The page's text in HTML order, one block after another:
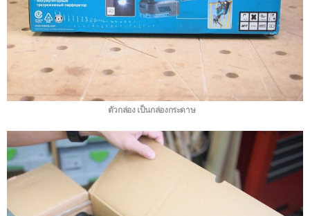
ตัวกล่อง เป็นกล่องกระดาษ